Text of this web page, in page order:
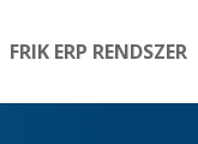
FRIK ERP RENDSZER